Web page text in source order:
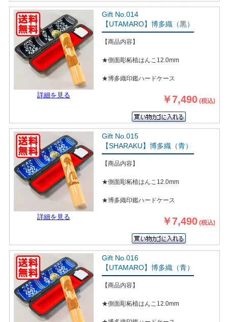
詳細を見る
Gift No.014
【UTAMARO】博多織（黒）
【商品内容】
★側面彫柘植はんこ12.0mm
★博多織印鑑ハードケース
￥7,490 (税込)
詳細を見る
Gift No.015
【SHARAKU】博多織（青）
【商品内容】
★側面彫柘植はんこ12.0mm
★博多織印鑑ハードケース
￥7,490 (税込)
Gift No.016
【UTAMARO】博多織（青）
【商品内容】
★側面彫柘植はんこ12.0mm